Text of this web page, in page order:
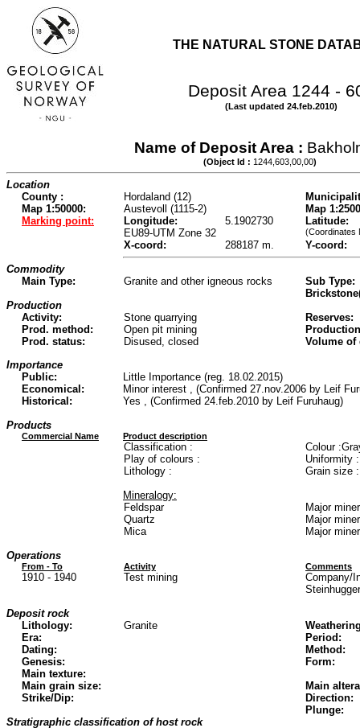
THE NATURAL STONE
Deposit Area 1244 -
(Last updated 24.feb.2010)
Name of Deposit Area :
(Object Id : 1244,603,00,00)
Location
County :
Hordaland (12)
Map 1:50000:
Austevoll (1115-2)
Map
Marking point:
Longitude: 5.1902730
Latitude:
EU89-UTM Zone 32
(Coordinates
X-coord: 288187 m.
Y-coord:
Commodity
Main Type:
Granite and other igneous rocks
Sub Type:
Production
Activity:
Stone quarrying
Reserves:
Prod. method:
Open pit mining
Prod. status:
Disused, closed
Volume of
Importance
Public:
Little Importance (reg. 18.02.2015)
Economical:
Minor interest , (Confirmed 27.nov.2006 by Leif
Historical:
Yes , (Confirmed 24.feb.2010 by Leif Furuhaug)
Products
Commercial Name Product description
Classification :
Colour
Play of colours :
Uniformity :
Lithology :
Grain size :
Mineralogy:
Feldspar
Major
Quartz
Major
Mica
Major
Operations
From - To Activity Comments
1910 - 1940 Test mining
Company/
Deposit rock
Lithology:
Granite
Era:
Period:
Dating:
Method:
Genesis:
Form:
Main texture:
Main grain size:
Main
Strike/Dip:
Direction:
Plunge:
Stratigraphic classification of host rock